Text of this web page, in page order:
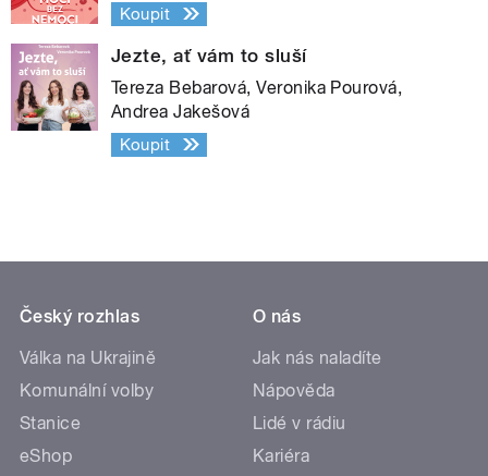
Koupit
Jezte, ať vám to sluší
Tereza Bebarová, Veronika Pourová,
Andrea Jakešová
Koupit
Český rozhlas
Válka na Ukrajině
Komunální volby
Stanice
eShop
O nás
Jak nás naladíte
Nápověda
Lidé v rádiu
Kariéra